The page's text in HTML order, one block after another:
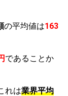
の平均値は163
であることか
れは業界平均